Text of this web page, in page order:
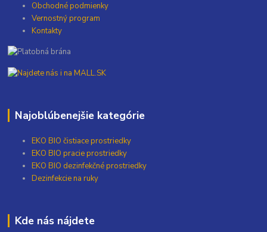
Obchodné podmienky
Vernostný program
Kontakty
Najoblúbenejšie kategórie
EKO BIO čistiace prostriedky
EKO BIO pracie prostriedky
EKO BIO dezinfekčné prostriedky
Dezinfekcie na ruky
Kde nás nájdete